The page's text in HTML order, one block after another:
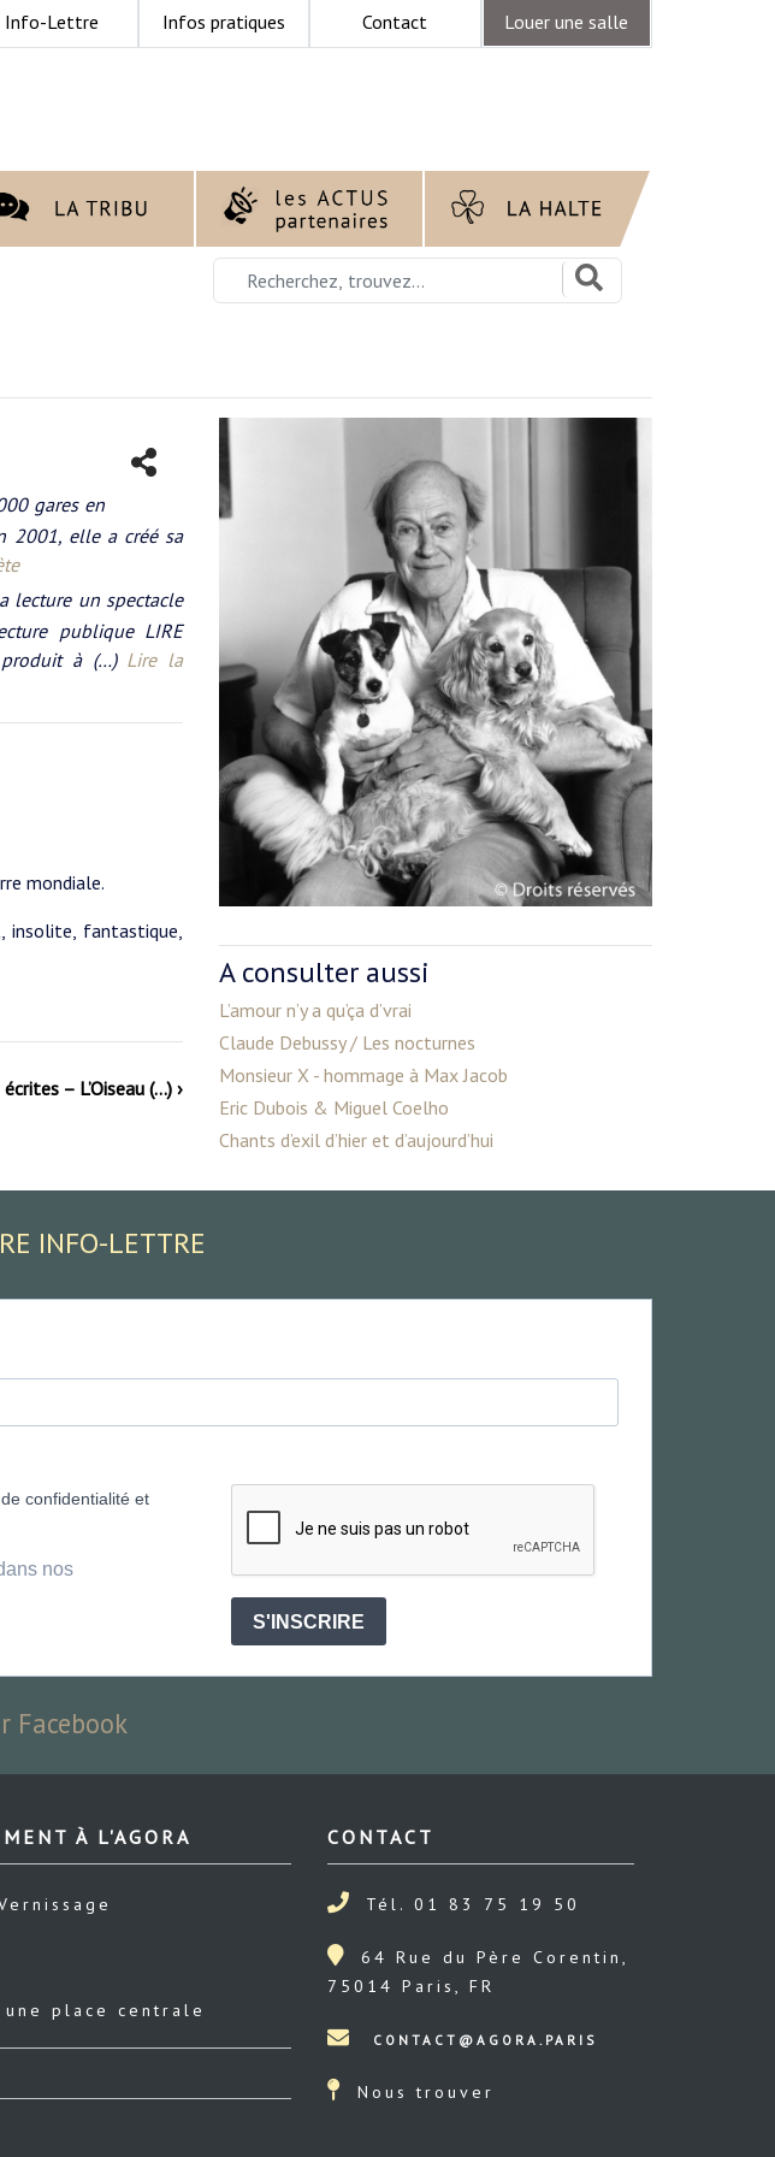
Info-Lettre Infos pratiques Contact Louer une salle
gares en
2001, elle a créé sa
lecture un spectacle
publique LIRE
produit à (…) Lire la
mondiale.
insolite, fantastique,
– L’Oiseau (…) ›
A consulter aussi
L’amour n’y a qu’ça d’vrai
Claude Debussy / Les nocturnes
Monsieur X - hommage à Max Jacob
Eric Dubois & Miguel Coelho
Chants d’exil d’hier et d’aujourd’hui
INFO-LETTRE
confidentialité et
nos
S'INSCRIRE
Facebook
À L'AGORA
une place centrale
CONTACT
Tél. 01 83 75 19 50
64 Rue du Père Corentin,
75014 Paris, FR
Nous trouver